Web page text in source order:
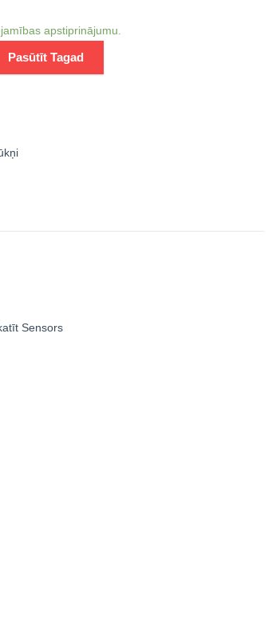
apstiprinājumu.
Pasūtīt Tagad
Sensors